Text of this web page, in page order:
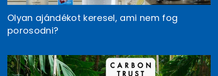
Olyan ajándékot keresel, ami nem fog
porosodni?